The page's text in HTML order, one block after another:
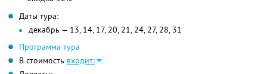
Даты тура:
декабрь — 13, 14, 17, 20, 21, 24, 27, 28, 31
Программа тура
В стоимость входит: